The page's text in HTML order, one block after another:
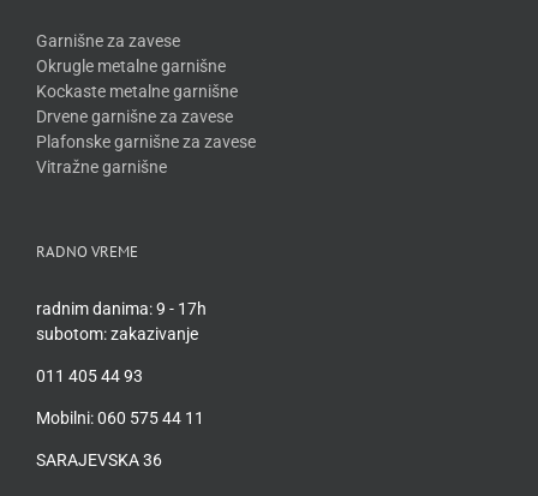
Garnišne za zavese
Okrugle metalne garnišne
Kockaste metalne garnišne
Drvene garnišne za zavese
Plafonske garnišne za zavese
Vitražne garnišne
RADNO VREME
radnim danima: 9 - 17h
subotom: zakazivanje
011 405 44 93
Mobilni: 060 575 44 11
SARAJEVSKA 36